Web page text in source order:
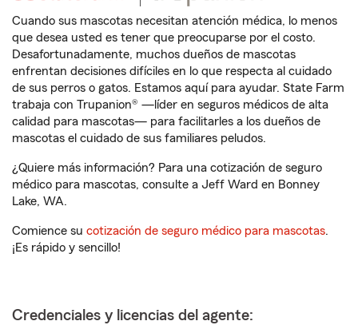
Cuando sus mascotas necesitan atención médica, lo menos
que desea usted es tener que preocuparse por el costo.
Desafortunadamente, muchos dueños de mascotas
enfrentan decisiones difíciles en lo que respecta al cuidado
de sus perros o gatos. Estamos aquí para ayudar. State Farm
trabaja con Trupanion® —líder en seguros médicos de alta
calidad para mascotas— para facilitarles a los dueños de
mascotas el cuidado de sus familiares peludos.
¿Quiere más información? Para una cotización de seguro
médico para mascotas, consulte a Jeff Ward en Bonney
Lake, WA.
Comience su cotización de seguro médico para mascotas.
¡Es rápido y sencillo!
Credenciales y licencias del agente: